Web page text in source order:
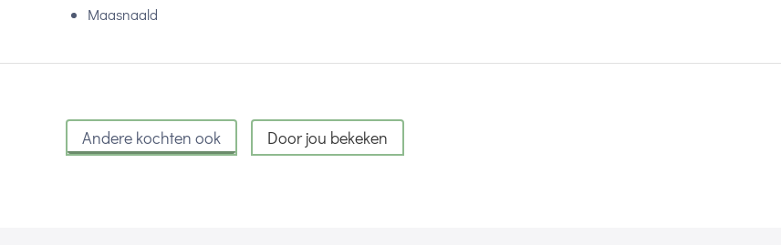
Maasnaald
Andere kochten ook Door jou bekeken